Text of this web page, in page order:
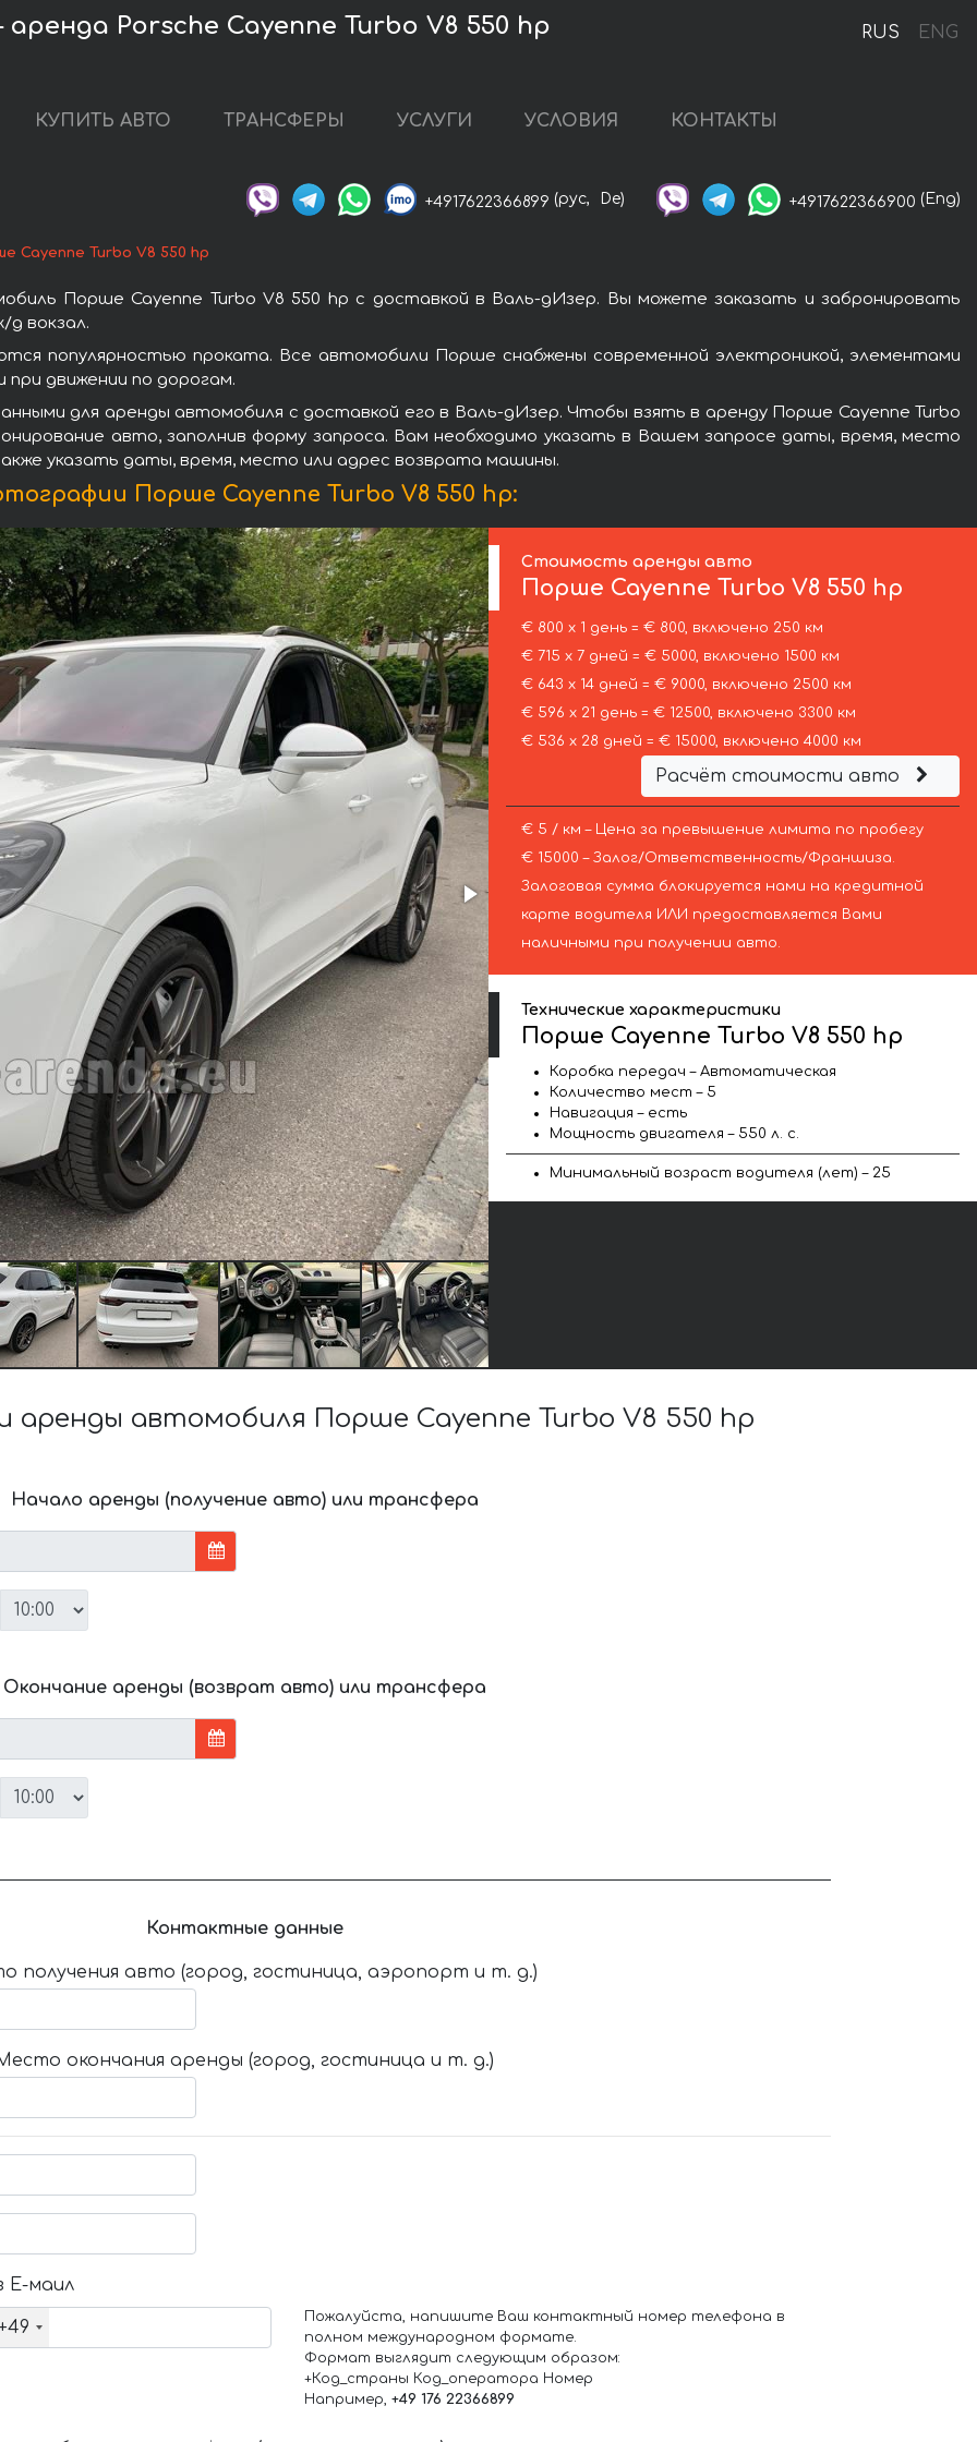
RUS ENG
Porsche Cayenne Turbo V8 550 hp
КУПИТЬ АВТО ТРАНСФЕРЫ УСЛУГИ УСЛОВИЯ КОНТАКТЫ
+4917622366899 (рус, De) +4917622366900 (Eng)
Cayenne Turbo V8 550 hp
Порше Cayenne Turbo V8 550 hp с доставкой в Валь-дИзер. Вы можете заказать и забронировать
вокзал.
популярностью проката. Все автомобили Порше снабжены современной электроникой, элементами
движении по дорогам.
для аренды автомобиля с доставкой его в Валь-дИзер. Чтобы взять в аренду Порше Cayenne Turbo
авто, заполнив форму запроса. Вам необходимо указать в Вашем запросе даты, время, место
указать даты, время, место или адрес возврата машины.
Порше Cayenne Turbo V8 550 hp:
Стоимость аренды авто
Порше Cayenne Turbo V8 550 hp
€ 800 х 1 день = € 800, включено 250 км
€ 715 х 7 дней = € 5000, включено 1500 км
€ 643 х 14 дней = € 9000, включено 2500 км
€ 596 х 21 день = € 12500, включено 3300 км
€ 536 х 28 дней = € 15000, включено 4000 км
Расчёт стоимости авто
€ 5 / км – Цена за превышение лимита по пробегу
€ 15000 – Залог/Ответственность/Франшиза.
Залоговая сумма блокируется нами на кредитной
карте водителя ИЛИ предоставляется Вами
наличными при получении авто.
Технические характеристики
Порше Cayenne Turbo V8 550 hp
Коробка передач – Автоматическая
Количество мест – 5
Навигация – есть
Мощность двигателя – 550 л. с.
Минимальный возраст водителя (лет) – 25
автомобиля Порше Cayenne Turbo V8 550 hp
Начало аренды (получение авто) или трансфера
Окончание аренды (возврат авто) или трансфера
Контактные данные
получения авто (город, гостиница, аэропорт и т. д.)
окончания аренды (город, гостиница и т. д.)
Е-маил
Пожалуйста, напишите Ваш контактный номер телефона в
полном международном формате.
Формат выглядит следующим образом:
+Код_страны Код_оператора Номер
Например, +49 176 22366899